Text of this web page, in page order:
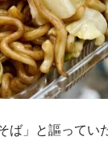
ば」と謳ってい